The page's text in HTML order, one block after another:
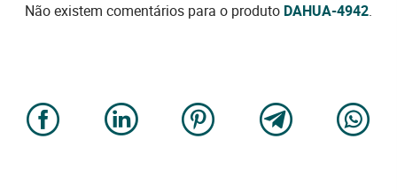
Não existem comentários para o produto DAHUA-4942.